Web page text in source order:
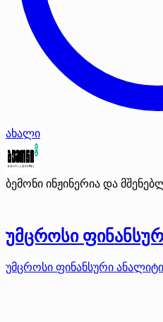
ახალი
ბემონი ინჟინერია და
უმცროსი
უმცროსი ფინანსური